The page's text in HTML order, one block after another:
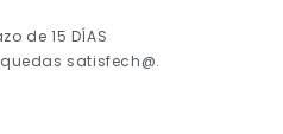
de 15 DÍAS
satisfech@.